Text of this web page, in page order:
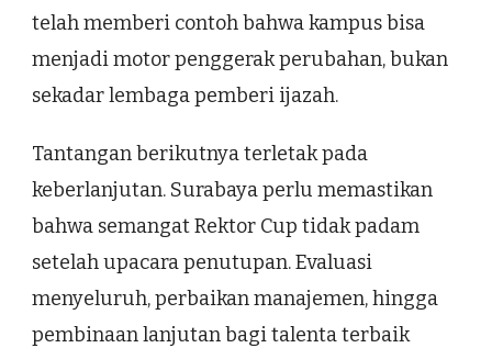
telah memberi contoh bahwa kampus bisa
menjadi motor penggerak perubahan, bukan
sekadar lembaga pemberi ijazah.
Tantangan berikutnya terletak pada
keberlanjutan. Surabaya perlu memastikan
bahwa semangat Rektor Cup tidak padam
setelah upacara penutupan. Evaluasi
menyeluruh, perbaikan manajemen, hingga
pembinaan lanjutan bagi talenta terbaik